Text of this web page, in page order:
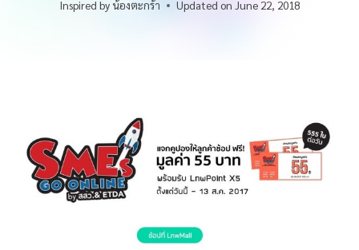
Inspired by น้องตะกร้า Updated on June 22, 2018